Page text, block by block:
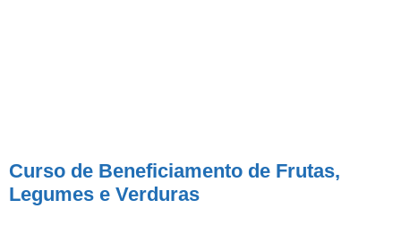
Curso de Beneficiamento de Frutas,
Legumes e Verduras